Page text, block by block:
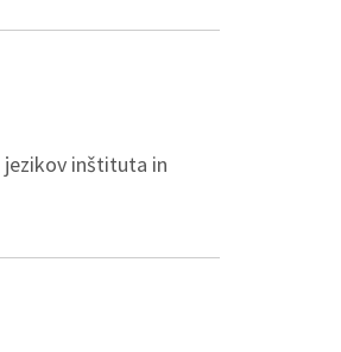
jezikov inštituta in